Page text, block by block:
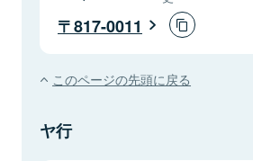
817-0011
このページの先頭に戻る
ヤ行